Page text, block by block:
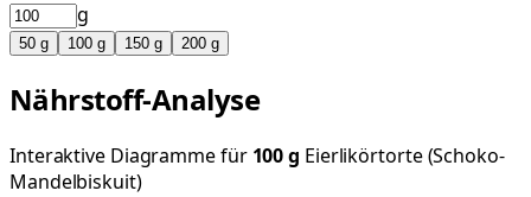
g
50 g 100 g 150 g 200 g
Nährstoff-Analyse
Interaktive Diagramme für 100g Eierlikörtorte (Schoko-
Mandelbiskuit)